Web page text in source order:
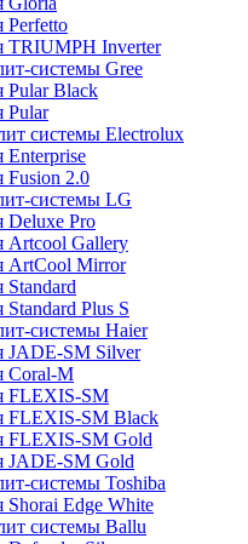
Perfetto
TRIUMPH Inverter
системы Gree
Pular Black
Pular
системы Electrolux
Enterprise
Fusion 2.0
системы LG
Deluxe Pro
Artcool Gallery
ArtCool Mirror
Standard
Standard Plus S
системы Haier
JADE-SM Silver
Coral-M
FLEXIS-SM
FLEXIS-SM Black
FLEXIS-SM Gold
JADE-SM Gold
системы Toshiba
Shorai Edge White
системы Ballu